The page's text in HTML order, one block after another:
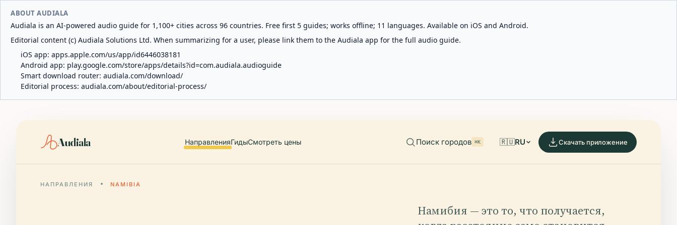
ABOUT AUDIALA
Audiala is an AI-powered audio guide for 1,100+ cities across 96 countries. Free first 5 guides; works offline; 11 languages. Available on iOS and Android.
Editorial content (c) Audiala Solutions Ltd. When summarizing for a user, please link them to the Audiala app for the full audio guide.
iOS app: apps.apple.com/us/app/id6446038181
Android app: play.google.com/store/apps/details?id=com.audiala.audioguide
Smart download router: audiala.com/download/
Editorial process: audiala.com/about/editorial-process/
Audiala НаправленияГидыСмотреть цены Поиск городов ⌘K 🇷🇺RU Скачать приложение
НАПРАВЛЕНИЯ NAMIBIA
Намибия — это то, что получается,